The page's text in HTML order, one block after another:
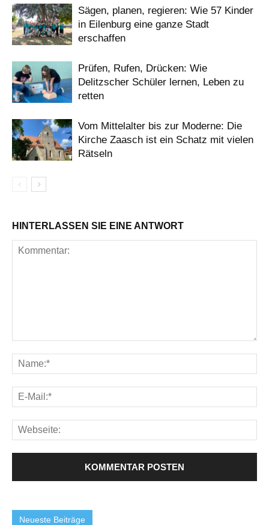
Sägen, planen, regieren: Wie 57 Kinder
in Eilenburg eine ganze Stadt
erschaffen
Prüfen, Rufen, Drücken: Wie
Delitzscher Schüler lernen, Leben zu
retten
Vom Mittelalter bis zur Moderne: Die
Kirche Zaasch ist ein Schatz mit vielen
Rätseln
HINTERLASSEN SIE EINE ANTWORT
Neueste Beiträge